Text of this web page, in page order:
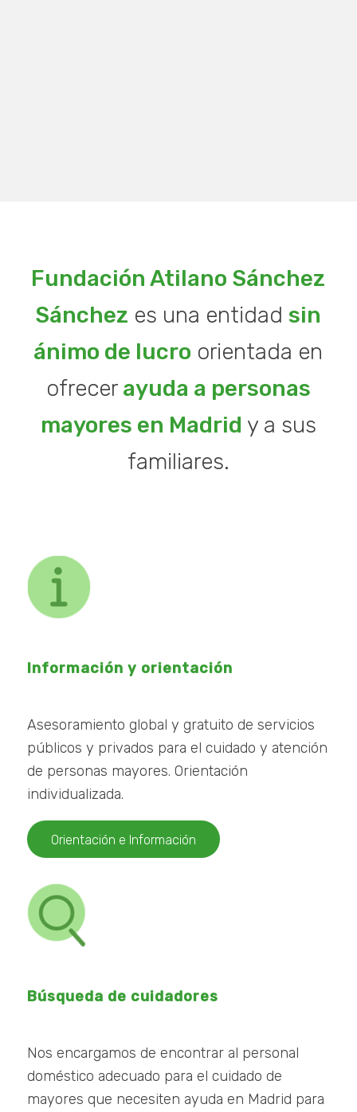
Fundación Atilano Sánchez
Sánchez es una entidadsin
ánimo de lucro orientada en
ofrecerayuda a personas
mayores en Madrid y a sus
familiares.
Información y orientación
Asesoramiento global y gratuito de servicios
públicos y privados para el cuidado y atención
de personas mayores. Orientación
individualizada.
Orientación e Información
Búsqueda de cuidadores
Nos encargamos de encontrar al personal
doméstico adecuado para el cuidado de
mayores que necesiten ayuda en Madrid para